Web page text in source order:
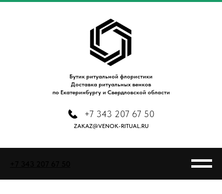
Бутик ритуальной флористики
Доставка ритуальных венков
по Екатеринбургу и Свердловской области
+7 343 207 67 50
ZAKAZ@VENOK-RITUAL.RU